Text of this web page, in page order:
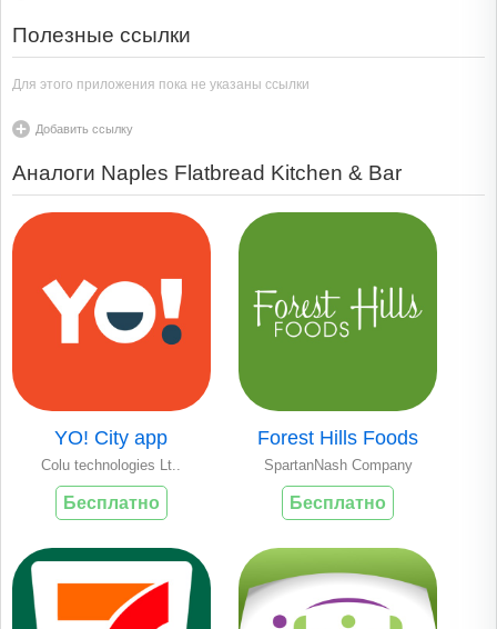
Полезные ссылки
Для этого приложения пока не указаны ссылки
Добавить ссылку
Аналоги Naples Flatbread Kitchen & Bar
YO! City app
Colu technologies Lt..
Бесплатно
Forest Hills Foods
SpartanNash Company
Бесплатно